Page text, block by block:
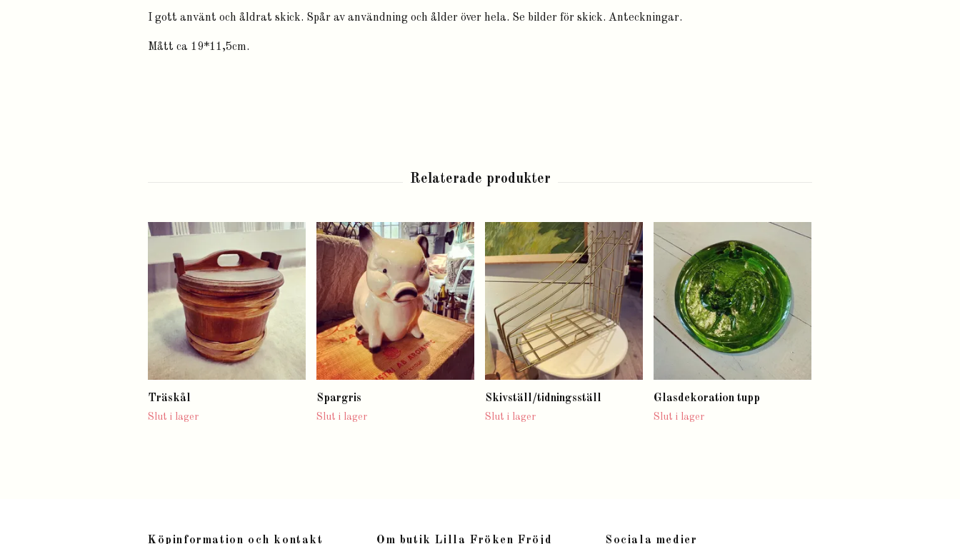
I gott använt och åldrat skick. Spår av användning och ålder över hela. Se bilder för skick. Anteckningar.
Mått ca 19*11,5cm.
Träskål
Slut i lager
Spargris
Slut i lager
Skivställ/tidningsställ
Slut i lager
Glasdekoration tupp
Slut i lager
Köpinformation och kontakt Om butik Lilla Fröken Fröjd Sociala medier